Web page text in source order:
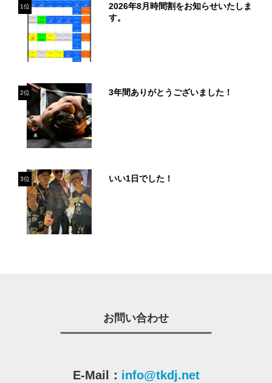
1位
2026年8月時間割をお知らせいたしま
す。
2位 3年間ありがとうございました！
3位 いい1日でした！
お問い合わせ
E-Mail： info@tkdj.net